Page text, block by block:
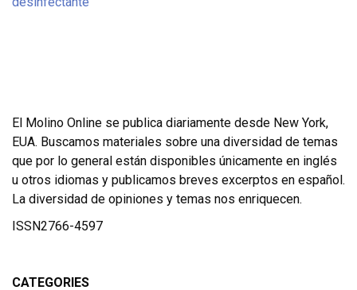
El Molino Online se publica diariamente desde New York,
EUA. Buscamos materiales sobre una diversidad de temas
que por lo general están disponibles únicamente en inglés
u otros idiomas y publicamos breves excerptos en español.
La diversidad de opiniones y temas nos enriquecen.
ISSN2766-4597
CATEGORIES